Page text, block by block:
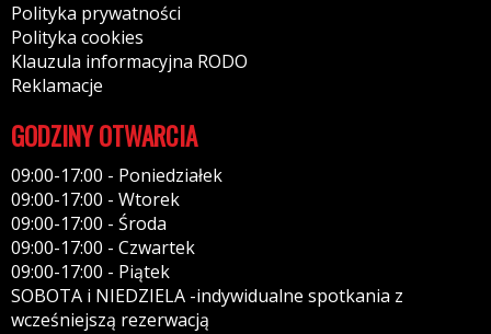
Polityka prywatności
Polityka cookies
Klauzula informacyjna RODO
Reklamacje
GODZINY OTWARCIA
09:00-17:00 - Poniedziałek
09:00-17:00 - Wtorek
09:00-17:00 - Środa
09:00-17:00 - Czwartek
09:00-17:00 - Piątek
SOBOTA i NIEDZIELA -indywidualne spotkania z
wcześniejszą rezerwacją